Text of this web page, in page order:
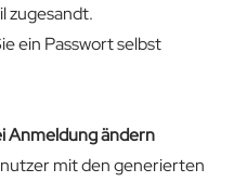
zugesandt.
ein Passwort selbst
Anmeldung ändern
mit den generierten